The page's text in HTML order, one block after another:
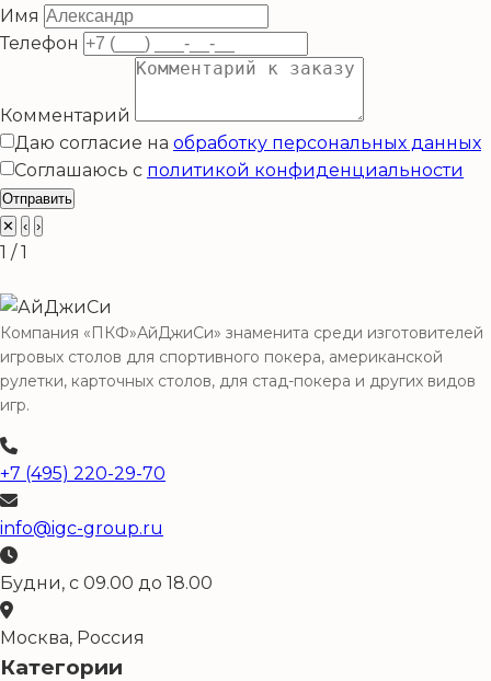
Имя
Телефон
Комментарий
Даю согласие на обработку персональных данных
Соглашаюсь с политикой конфиденциальности
Отправить
✕
‹ ›
1 / 1
Компания «ПКФ»АйДжиСи» знаменита среди изготовителей
игровых столов для спортивного покера, американской
рулетки, карточных столов, для стад-покера и других видов
игр.
+7 (495) 220-29-70
info@igc-group.ru
Будни, с 09.00 до 18.00
Москва, Россия
Категории